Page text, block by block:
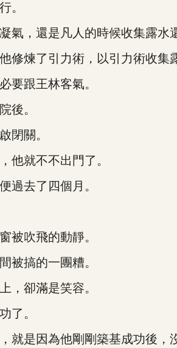
。
，還是凡人的時候收集露水還
煉了引力術，以引力術收集露
跟王林客氣。
。
關。
就不不出門了。
去了四個月。
吹飛的動靜。
搞的一團糟。
卻滿是笑容。
。
是因為他剛剛築基成功後，